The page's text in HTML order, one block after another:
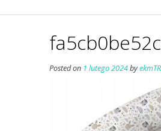
Posted on 1 lutego 2024by